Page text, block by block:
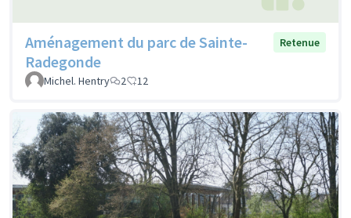
Aménagement du parc de Sainte-
Radegonde
Retenue
Michel. Hentry 2 12